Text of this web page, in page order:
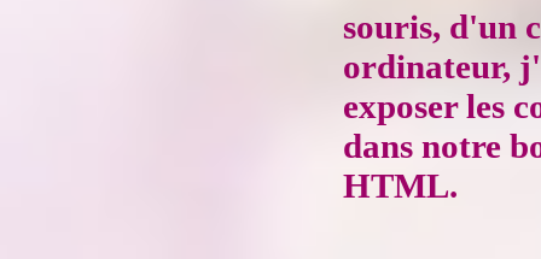
souris, d'un
ordinateur,
exposer les
dans notre
HTML.